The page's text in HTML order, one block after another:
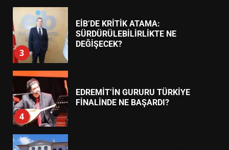
3
EİB’DE KRİTİK ATAMA:
SÜRDÜRÜLEBİLİRLİKTE NE
DEĞİŞECEK?
4
EDREMİT’İN GURURU TÜRKİYE
FİNALİNDE NE BAŞARDI?